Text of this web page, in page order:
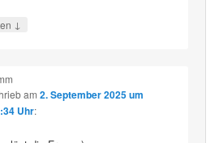
↓
am 2. September 2025 um
Uhr: